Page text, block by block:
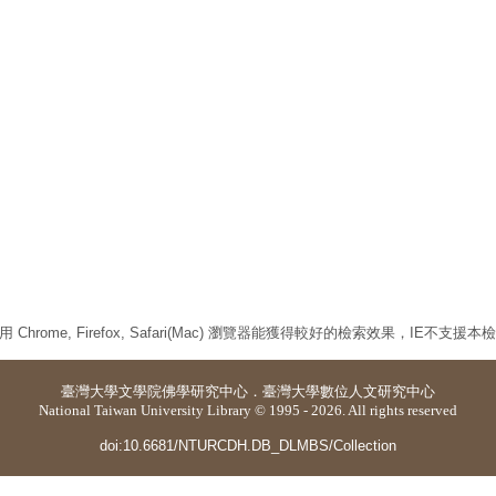
Chrome, Firefox, Safari(Mac) 瀏覽器能獲得較好的檢索效果，IE不支援本檢
臺灣大學文學院佛學研究中心 ． 臺灣大學數位人文研究中心
National Taiwan University Library © 1995 - 2026. All rights reserved
doi:10.6681/NTURCDH.DB_DLMBS/Collection